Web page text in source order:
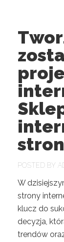
stron
POSTED BY
W
strony
klucz do
decyzja,
trendów